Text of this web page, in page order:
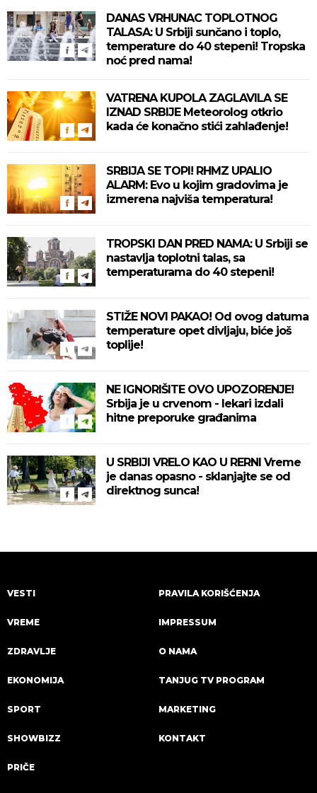
DANAS VRHUNAC TOPLOTNOG
TALASA: U Srbiji sunčano i toplo,
temperature do 40 stepeni! Tropska
noć pred nama!
VATRENA KUPOLA ZAGLAVILA SE
IZNAD SRBIJE Meteorolog otkrio
kada će konačno stići zahlađenje!
SRBIJA SE TOPI! RHMZ UPALIO
ALARM: Evo u kojim gradovima je
izmerena najviša temperatura!
TROPSKI DAN PRED NAMA: U Srbiji se
nastavlja toplotni talas, sa
temperaturama do 40 stepeni!
STIŽE NOVI PAKAO! Od ovog datuma
temperature opet divljaju, biće još
toplije!
NE IGNORIŠITE OVO UPOZORENJE!
Srbija je u crvenom - lekari izdali
hitne preporuke građanima
U SRBIJI VRELO KAO U RERNI Vreme
je danas opasno - sklanjajte se od
direktnog sunca!
VESTI
VREME
ZDRAVLJE
EKONOMIJA
SPORT
SHOWBIZZ
PRIČE
PRAVILA KORIŠĆENJA
IMPRESSUM
O NAMA
TANJUG TV PROGRAM
MARKETING
KONTAKT